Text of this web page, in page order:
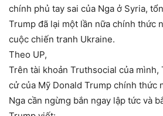
chính phủ tay sai của Nga ở Syria,
Trump đã lại một lần nữa chính thức
cuộc chiến tranh Ukraine.
Theo UP,
Trên tài khoản Truthsocial của mình,
cử của Mỹ Donald Trump chính thức
Nga cần ngừng bắn ngay lập tức và